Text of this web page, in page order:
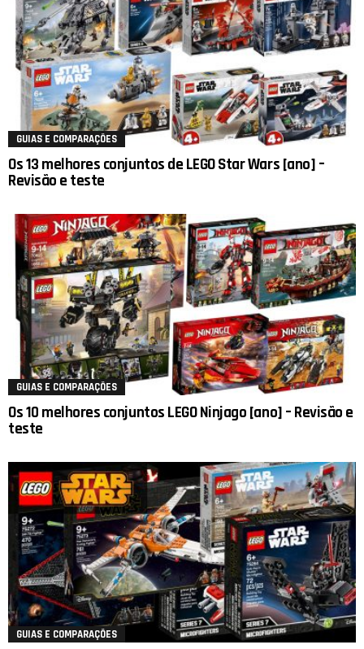
GUIAS E COMPARAÇÕES
Os 13 melhores conjuntos de LEGO Star Wars [ano] –
Revisão e teste
GUIAS E COMPARAÇÕES
Os 10 melhores conjuntos LEGO Ninjago [ano] – Revisão e
teste
GUIAS E COMPARAÇÕES